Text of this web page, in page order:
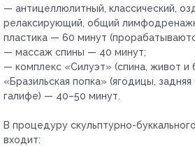
— антицеллюлитный, классический,
релаксирующий, общий
пластика — 60 минут
— массаж спины — 40 минут;
— комплекс «Силуэт» (спина, живот и
«Бразильская попка» (ягодицы,
галифе) — 40–50 минут.
В процедуру скульптурно-
входит: